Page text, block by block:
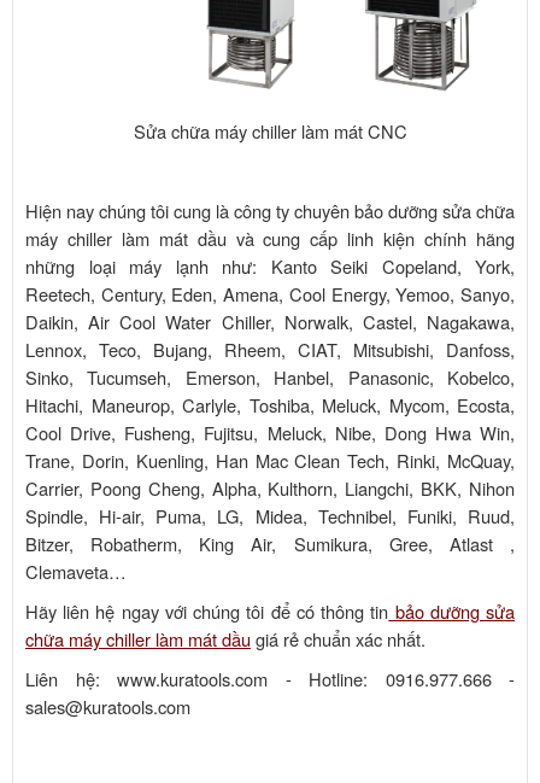
Sửa chữa máy chiller làm mát CNC
Hiện nay chúng tôi cung là công ty chuyên bảo dưỡng sửa chữa
máy chiller làm mát dầu và cung cấp linh kiện chính hãng
những loại máy lạnh như: Kanto Seiki Copeland, York,
Reetech, Century, Eden, Amena, Cool Energy, Yemoo, Sanyo,
Daikin, Air Cool Water Chiller, Norwalk, Castel, Nagakawa,
Lennox, Teco, Bujang, Rheem, CIAT, Mitsubishi, Danfoss,
Sinko, Tucumseh, Emerson, Hanbel, Panasonic, Kobelco,
Hitachi, Maneurop, Carlyle, Toshiba, Meluck, Mycom, Ecosta,
Cool Drive, Fusheng, Fujitsu, Meluck, Nibe, Dong Hwa Win,
Trane, Dorin, Kuenling, Han Mac Clean Tech, Rinki, McQuay,
Carrier, Poong Cheng, Alpha, Kulthorn, Liangchi, BKK, Nihon
Spindle, Hi-air, Puma, LG, Midea, Technibel, Funiki, Ruud,
Bitzer, Robatherm, King Air, Sumikura, Gree, Atlast ,
Clemaveta…
Hãy liên hệ ngay với chúng tôi để có thông tin bảo dưỡng sửa
chữa máy chiller làm mát dầu giá rẻ chuẩn xác nhất.
Liên hệ: www.kuratools.com - Hotline: 0916.977.666 -
sales@kuratools.com